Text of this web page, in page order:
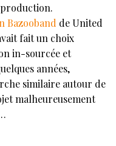
production.
Bazooband de United
fait un choix
in-sourcée et
années,
similaire autour de
malheureusement